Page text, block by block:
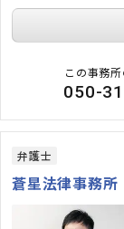
この事務
050-
弁護士
蒼星法律事務所